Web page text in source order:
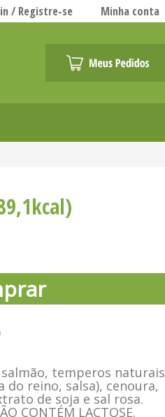
Minha conta
/ Registre-se
temperos naturais
reino, salsa), cenoura,
de soja e sal rosa.
CONTÉM LACTOSE.